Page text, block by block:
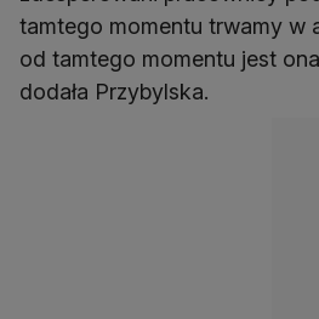
tamtego momentu trwamy w
od tamtego momentu jest
dodała Przybylska.